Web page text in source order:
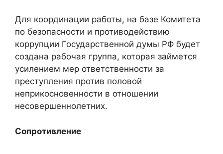
Для координации работы, на базе Комитета
по безопасности и противодействию
коррупции Государственной думы РФ будет
создана рабочая группа, которая займется
усилением мер ответственности за
преступления против половой
неприкосновенности в отношении
несовершеннолетних.
Сопротивление